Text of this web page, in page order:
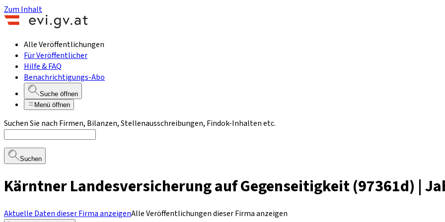
Zum Inhalt
Alle Veröffentlichungen
Für Veröffentlicher
Hilfe & FAQ
Benachrichtigungs-Abo
Suche öffnen
Menü öffnen
Suchen Sie nach Firmen, Bilanzen, Stellenausschreibungen, Findok-Inhalten etc.
Suchen
Kärntner Landesversicherung auf Gegenseitigkeit (97361d) |
Aktuelle Daten dieser Firma anzeigenAlle Veröffentlichungen dieser Firma anzeigen